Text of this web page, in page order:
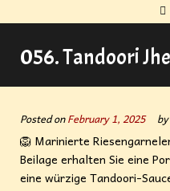
056. Tandoori
Posted onFebruary 1, 2025 by
🦁 Marinierte
Beilage erhalten Sie eine
eine würzige Tandoori-